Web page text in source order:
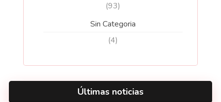
(93)
Sin Categoria
(4)
Últimas noticias